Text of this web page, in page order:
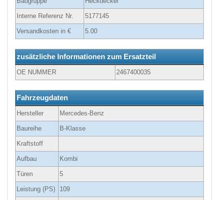
Interne Referenz Nr. 5177145
Versandkosten in € 5.00
zusätzliche Informationen zum Ersatzteil
OE NUMMER 2467400035
Fahrzeugdaten
Hersteller Mercedes-Benz
Baureihe B-Klasse
Kraftstoff
Aufbau Kombi
Türen 5
Leistung (PS) 109